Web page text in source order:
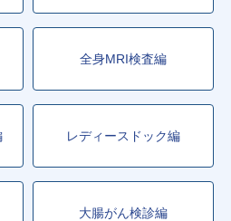
駅
宮公園
全身MRI検査編
レディースドック編
大腸がん検診編